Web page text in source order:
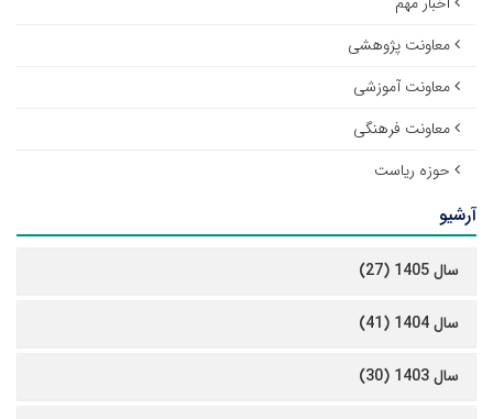
معاونت پژوهشی
معاونت آموزشی
معاونت فرهنگی
حوزه ریاست
آرشیو
سال 1405 (27)
سال 1404 (41)
سال 1403 (30)